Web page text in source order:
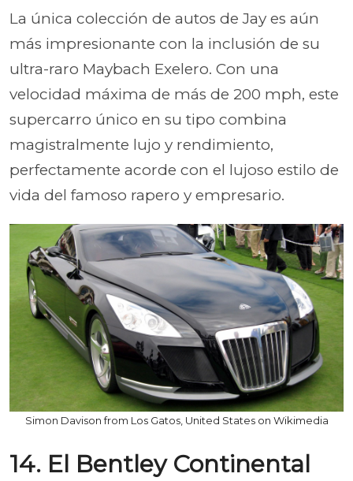
La única colección de autos de Jay es aún
más impresionante con la inclusión de su
ultra-raro Maybach Exelero. Con una
velocidad máxima de más de 200 mph, este
supercarro único en su tipo combina
magistralmente lujo y rendimiento,
perfectamente acorde con el lujoso estilo de
vida del famoso rapero y empresario.
Simon Davison from Los Gatos, United States on Wikimedia
14. El Bentley Continental